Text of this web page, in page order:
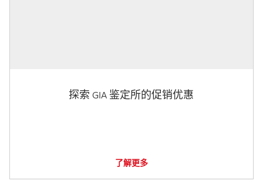
探索 GIA 鉴定所的促销优惠
了解更多